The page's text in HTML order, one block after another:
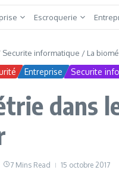
Escroquerie
Securite informatique / La
Entreprise Securite
dans
7 Mins Read 15 octobre 2017